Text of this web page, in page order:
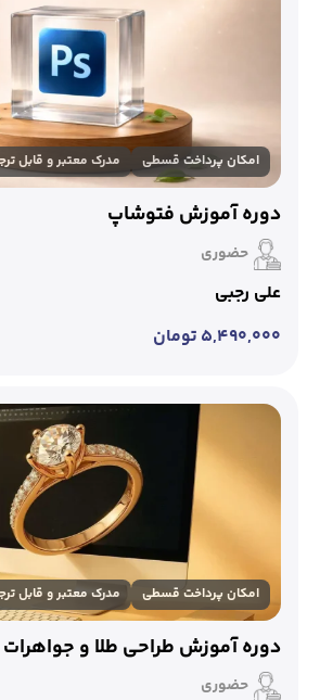
امکان پرداخت قسطی مدرک معتبر و قابل
دوره آموزش فتوشاپ
حضوری
علی رجبی
۵,۴۹۰,۰۰۰ تومان
امکان پرداخت قسطی مدرک معتبر و قابل
دوره آموزش طراحی طلا و
حضوری